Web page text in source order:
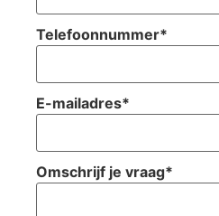
Telefoonnummer*
E-mailadres*
Omschrijf je vraag*